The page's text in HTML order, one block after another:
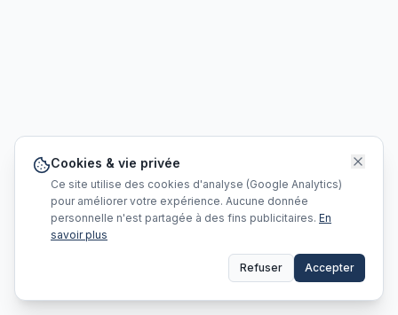
Cookies & vie privée
Ce site utilise des cookies d'analyse (Google Analytics)
pour améliorer votre expérience. Aucune donnée
personnelle n'est partagée à des fins publicitaires. En
savoir plus
Refuser Accepter